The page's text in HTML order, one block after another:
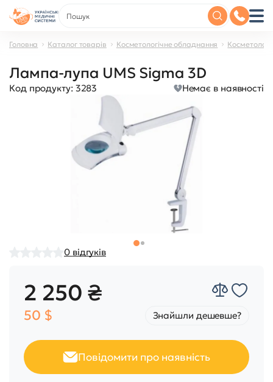
Головна Каталог товарів Косметологічне обладнання
Лампа-лупа UMS Sigma 3D
Код продукту: 3283 Немає в наявності
0 відгуків
2 250 ₴
50 $ Знайшли дешевше?
Повідомити про наявність